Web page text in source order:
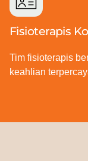
Fisioterapis
Tim fisioterapis
keahlian